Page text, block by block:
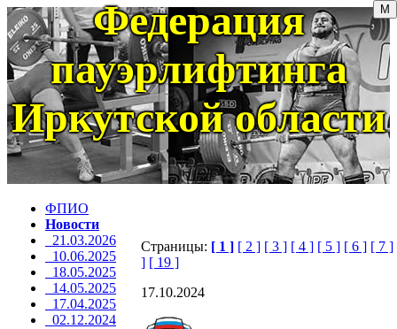
Федерация
пауэрлифтинга
Иркутской области
ФПИО
Новости
21.03.2026
10.06.2025
18.05.2025
14.05.2025
17.04.2025
02.12.2024
Страницы: [ 1 ] [ 2 ] [ 3 ] [ 4 ] [ 5 ] [ 6 ] [ 7 ]
] [ 19 ]
17.10.2024